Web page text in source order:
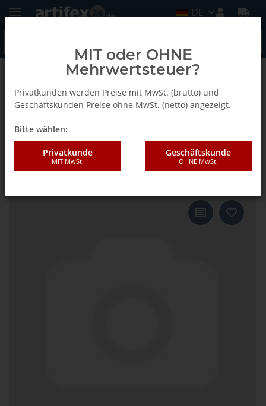
DE
Zurück zur Liste L62 (Minispot G20 S2)
Lamello L62 Elektromotor
komplett mit Führung, 230 V, für
G20 S2
MIT oder OHNE
Mehrwertsteuer?
Privatkunden werden Preise mit MwSt. (brutto) und
Geschäftskunden Preise ohne MwSt. (netto) angezeigt.
Bitte wählen:
Privatkunde
MIT MwSt.
Geschäftskunde
OHNE MwSt.